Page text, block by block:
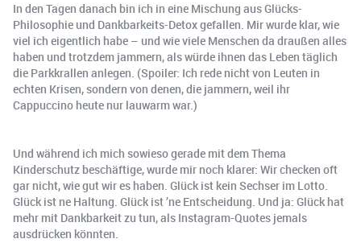
In den Tagen danach bin ich in eine Mischung aus Glücks-
Philosophie und Dankbarkeits-Detox gefallen. Mir wurde klar, wie
viel ich eigentlich habe – und wie viele Menschen da draußen alles
haben und trotzdem jammern, als würde ihnen das Leben täglich
die Parkkrallen anlegen. (Spoiler: Ich rede nicht von Leuten in
echten Krisen, sondern von denen, die jammern, weil ihr
Cappuccino heute nur lauwarm war.)
Und während ich mich sowieso gerade mit dem Thema
Kinderschutz beschäftige, wurde mir noch klarer: Wir checken oft
gar nicht, wie gut wir es haben. Glück ist kein Sechser im Lotto.
Glück ist ne Haltung. Glück ist ’ne Entscheidung. Und ja: Glück hat
mehr mit Dankbarkeit zu tun, als Instagram-Quotes jemals
ausdrücken könnten.